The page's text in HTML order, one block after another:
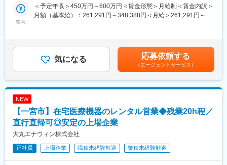
めのワイヤ）国内トップクラスシェアの実力を誇っています。ま
た、世界110の国と地域でのグローバル規模でのシェアも拡大し
素材から製品に至るすべてを賄うことができる、一貫生産体制。
現場の医師の声に耳を傾け培ってきた4つのコアテクノロジー「ト
ルク技術」「樹脂コーティング技術」「伸線技術」「ワイヤーフ
と「試作対応力」を実現しています。
変更の範囲：会社の定める業務
器営業など、さまざまな営業経験者が活躍しています。
数字目標を追うだけではなく、お客様の課題解決に深く携わりた
■営業経験を活かせる理由；
電子カルテや予約管理システムの導入支援（レクチャー）を担当
ヒアリング力／提案力／関係構築力／課題解決力をそのまま活か
せる環境です。特に顧客と信頼関係を築きながら長期的に支援し
てきた経験をお持ちの方は早期に活躍いただけます。
■業務内容：
給与
＜予定年収＞450万円～600万円＜賃金形態＞月給制＜賃金内訳＞
月額（基本給）：261,291円～348,388円＜月給＞261,291円～
ります。月給(月額)は固定手当を含めた表記です。
気になる 応募依頼する
（エージェントサービス）
NEW
【一宮市】在宅医療機器のレンタル営業◆残業20h程／
直行直帰可◎安定の上場企業
大丸エナウィン株式会社
正社員 上場企業 職種未経験歓迎 業種未経験歓迎